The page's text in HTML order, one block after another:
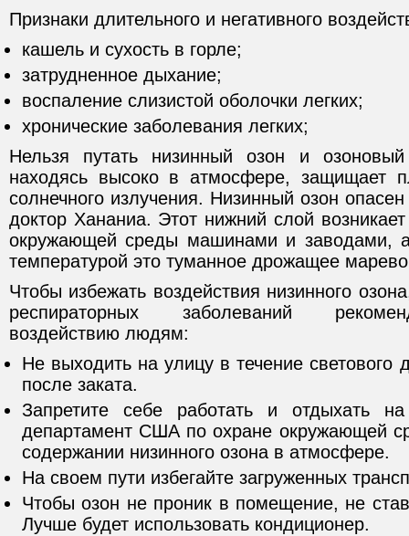
Признаки длительного и негативного
кашель и сухость в горле;
затрудненное дыхание;
воспаление слизистой оболочки легких;
хронические заболевания легких;
Нельзя путать низинный озон и
находясь высоко в атмосфере, защищает
солнечного излучения. Низинный озон
доктор Хананиа. Этот нижний слой возникает
окружающей среды машинами и заводами,
температурой это туманное дрожащее
Чтобы избежать воздействия низинного
респираторных заболеваний
воздействию людям:
Не выходить на улицу в течение светового
после заката.
Запретите себе работать и отдыхать
департамент США по охране окружающей
содержании низинного озона в атмосфере.
На своем пути избегайте загруженных
Чтобы озон не проник в помещение, не
Лучше будет использовать кондиционер.